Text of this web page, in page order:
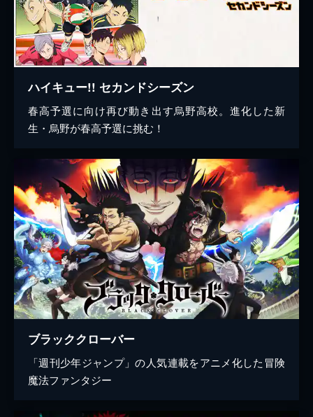
ハイキュー!! セカンドシーズン
春高予選に向け再び動き出す烏野高校。進化した新
生・烏野が春高予選に挑む！
ブラッククローバー
「週刊少年ジャンプ」の人気連載をアニメ化した冒険
魔法ファンタジー